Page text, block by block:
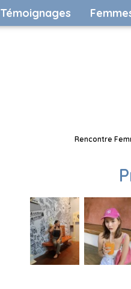
Témoignages
Rencontre